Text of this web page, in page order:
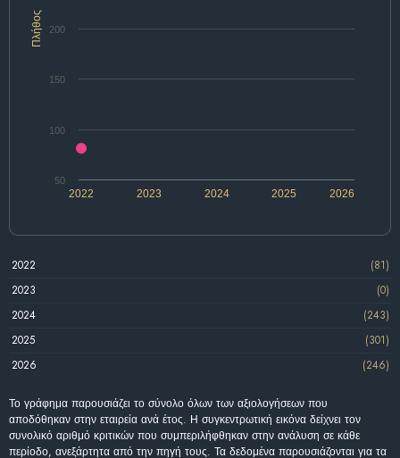
Πλήθος
2025
2022 2023 2024 2026
50
100
150
200
2022
(81)
2023
(0)
2024
(243)
2025
(301)
2026
(246)
Το γράφημα παρουσιάζει το σύνολο όλων των αξιολογήσεων που
αποδόθηκαν στην εταιρεία ανά έτος. Η συγκεντρωτική εικόνα δείχνει τον
συνολικό αριθμό κριτικών που συμπεριλήφθηκαν στην ανάλυση σε κάθε
περίοδο, ανεξάρτητα από την πηγή τους. Τα δεδομένα παρουσιάζονται για τα